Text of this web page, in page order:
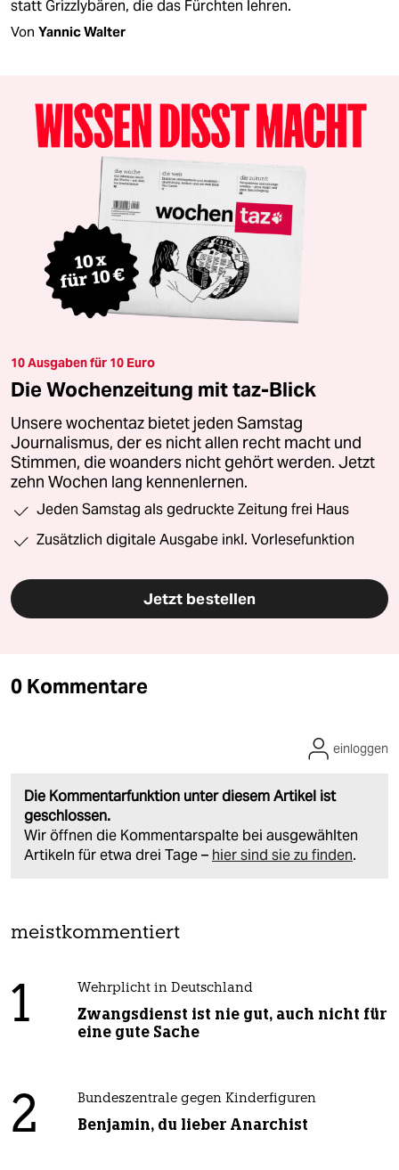
statt Grizzlybären, die das Fürchten lehren.
Von Yannic Walter
10 Ausgaben für 10 Euro
Die Wochenzeitung mit taz-Blick
Unsere wochentaz bietet jeden Samstag
Journalismus, der es nicht allen recht macht und
Stimmen, die woanders nicht gehört werden. Jetzt
zehn Wochen lang kennenlernen.
Jeden Samstag als gedruckte Zeitung frei Haus
Zusätzlich digitale Ausgabe inkl. Vorlesefunktion
Jetzt bestellen
0 Kommentare
Die Kommentarfunktion unter diesem Artikel ist
geschlossen.
Wir öffnen die Kommentarspalte bei ausgewählten
Artikeln für etwa drei Tage – hier sind sie zu finden.
einloggen
meistkommentiert
1 Wehrplicht in Deutschland
Zwangsdienst ist nie gut, auch nicht für
eine gute Sache
2 Bundeszentrale gegen Kinderfiguren
Benjamin, du lieber Anarchist